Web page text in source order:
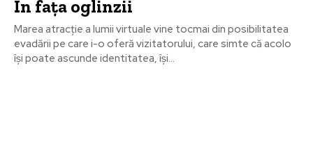
În faţa oglinzii
Marea atracţie a lumii virtuale vine tocmai din posibilitatea
evadării pe care i-o oferă vizitatorului, care simte că acolo
își poate ascunde identitatea, își...